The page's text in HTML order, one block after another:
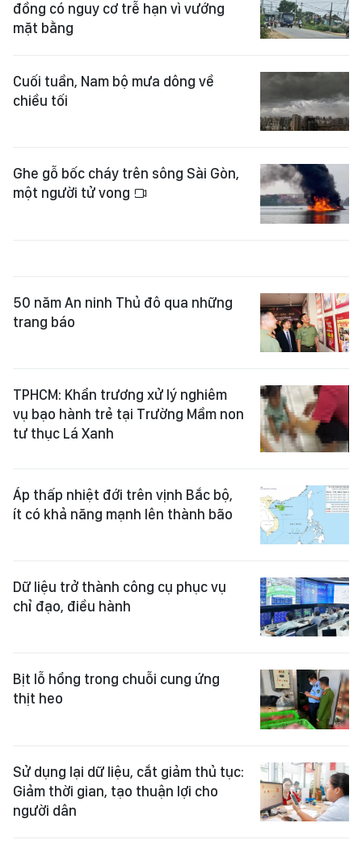
đồng có nguy cơ trễ hạn vì vướng
mặt bằng
Cuối tuần, Nam bộ mưa dông về
chiều tối
Ghe gỗ bốc cháy trên sông Sài Gòn,
một người tử vong
50 năm An ninh Thủ đô qua những
trang báo
TPHCM: Khẩn trương xử lý nghiêm
vụ bạo hành trẻ tại Trường Mầm non
tư thục Lá Xanh
Áp thấp nhiệt đới trên vịnh Bắc bộ,
ít có khả năng mạnh lên thành bão
Dữ liệu trở thành công cụ phục vụ
chỉ đạo, điều hành
Bịt lỗ hổng trong chuỗi cung ứng
thịt heo
Sử dụng lại dữ liệu, cắt giảm thủ tục:
Giảm thời gian, tạo thuận lợi cho
người dân